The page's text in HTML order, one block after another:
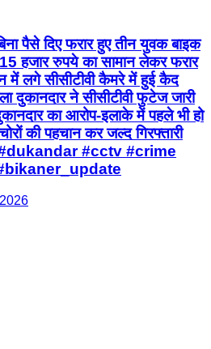
पैसे दिए फरार हुए तीन युवक बाइक
हजार रुपये का सामान लेकर फरार
में लगे सीसीटीवी कैमरे में हुई कैद
दुकानदार ने सीसीटीवी फुटेज जारी
का आरोप-इलाके में पहले भी हो
की पहचान कर जल्द गिरफ्तारी
#cctv #crime